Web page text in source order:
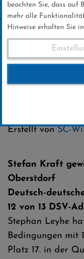
29.12.2018
Erstellt vonSC-
Stefan Kraft
Oberstdorf
Deutsch-
12 von 13 DSV-
Stephan Leyhe
Bedingungen mit
Platz 17. in der
beachten Sie, dass auf
mehr alle
Hinweise erhalten Sie